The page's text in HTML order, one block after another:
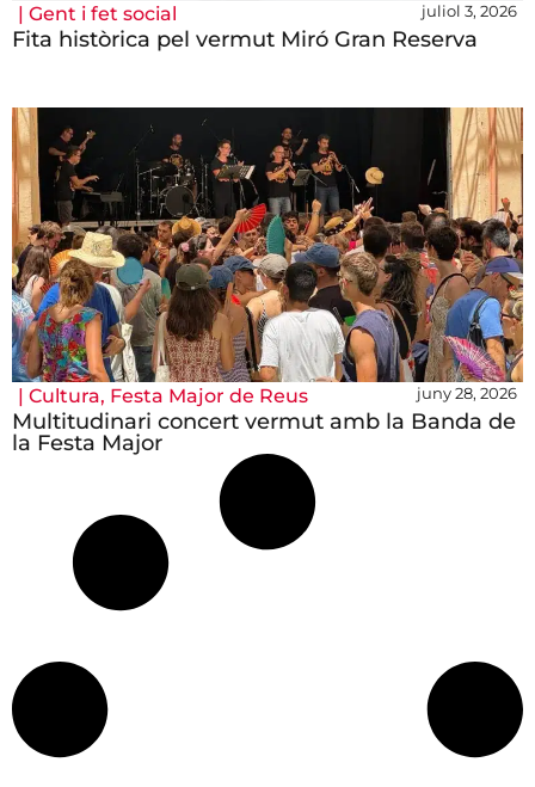
| Gent i fet social juliol 3, 2026
Fita històrica pel vermut Miró Gran Reserva
| Cultura, Festa Major de Reus juny 28, 2026
Multitudinari concert vermut amb la Banda de
la Festa Major